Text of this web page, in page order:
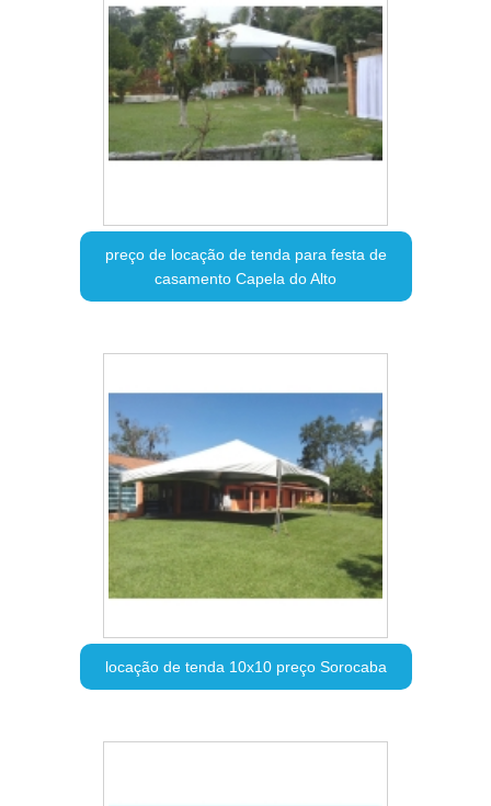
preço de locação de tenda para festa de
casamento Capela do Alto
locação de tenda 10x10 preço Sorocaba